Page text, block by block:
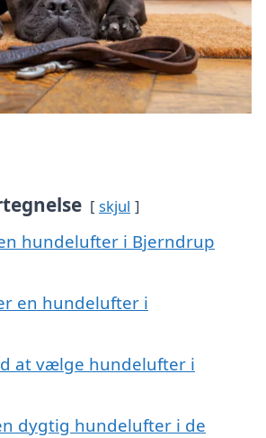
skjul
hundelufter i Bjerndrup
en hundelufter i
at vælge hundelufter i
dygtig hundelufter i de